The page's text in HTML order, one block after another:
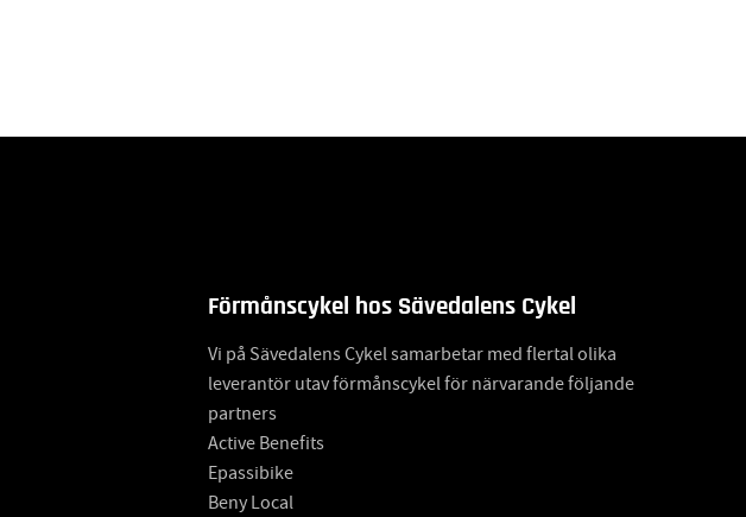
Förmånscykel hos Sävedalens Cykel
Vi på Sävedalens Cykel samarbetar med flertal olika
leverantör utav förmånscykel för närvarande följande
partners
Active Benefits
Epassibike
Beny Local